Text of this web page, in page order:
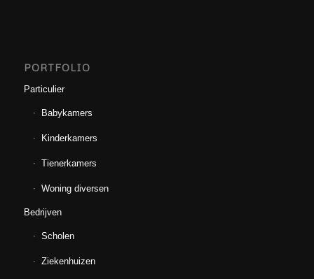
PORTFOLIO
Particulier
Babykamers
Kinderkamers
Tienerkamers
Woning diversen
Bedrijven
Scholen
Ziekenhuizen